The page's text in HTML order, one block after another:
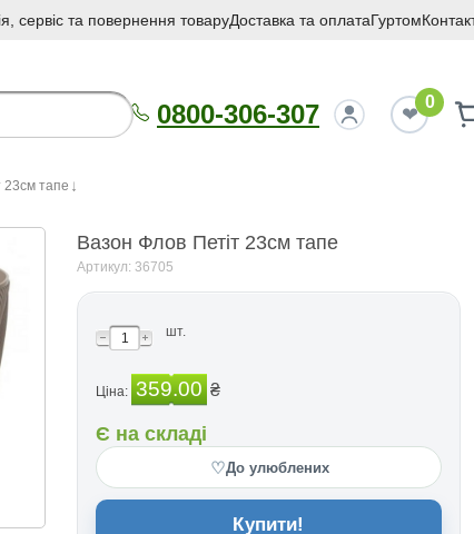
сервіс та повернення товаруДоставка та оплатаГуртом
0800-306-307 0
тапе
Вазон Флов Петiт 23см тапе
Артикул: 36705
шт.
Ціна: 359.00 ₴
Є на складі
♡До улюблених
Купити!